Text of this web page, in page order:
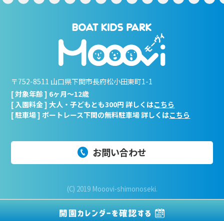
〒752-8511 山口県下関市長府松小田東町1-1
[ 対象年齢 ] 6ヶ月～12歳
[ 入園料金 ] 大人・子どもとも300円 詳しくはこちら
[ 駐車場 ] ボートレース下関の無料駐車場 詳しくはこちら
お問い合わせ
(C) 2019 Mooovi-shimonoseki.